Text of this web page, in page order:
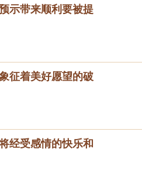
示带来顺利要被提
征着美好愿望的破
经受感情的快乐和